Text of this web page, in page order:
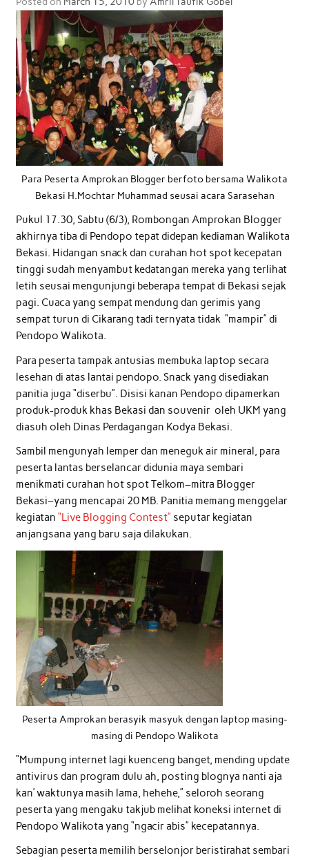
Para Peserta Amprokan Blogger berfoto bersama Walikota
Bekasi H.Mochtar Muhammad seusai acara Sarasehan
Pukul 17.30, Sabtu (6/3), Rombongan Amprokan Blogger
akhirnya tiba di Pendopo tepat didepan kediaman Walikota
Bekasi. Hidangan snack dan curahan hot spot kecepatan
tinggi sudah menyambut kedatangan mereka yang terlihat
letih seusai mengunjungi beberapa tempat di Bekasi sejak
pagi. Cuaca yang sempat mendung dan gerimis yang
sempat turun di Cikarang tadi ternyata tidak “mampir” di
Pendopo Walikota.
Para peserta tampak antusias membuka laptop secara
lesehan di atas lantai pendopo. Snack yang disediakan
panitia juga “diserbu”. Disisi kanan Pendopo dipamerkan
produk-produk khas Bekasi dan souvenir oleh UKM yang
diasuh oleh Dinas Perdagangan Kodya Bekasi.
Sambil mengunyah lemper dan meneguk air mineral, para
peserta lantas berselancar didunia maya sembari
menikmati curahan hot spot Telkom–mitra Blogger
Bekasi–yang mencapai 20 MB. Panitia memang menggelar
kegiatan “Live Blogging Contest” seputar kegiatan
anjangsana yang baru saja dilakukan.
Peserta Amprokan berasyik masyuk dengan laptop masing-
masing di Pendopo Walikota
“Mumpung internet lagi kuenceng banget, mending update
antivirus dan program dulu ah, posting blognya nanti aja
kan’ waktunya masih lama, hehehe,” seloroh seorang
peserta yang mengaku takjub melihat koneksi internet di
Pendopo Walikota yang “ngacir abis” kecepatannya.
Sebagian peserta memilih berselonjor beristirahat sembari